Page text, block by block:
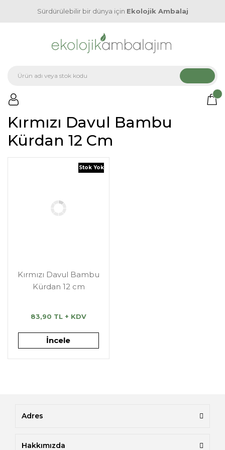
Sürdürülebilir bir dünya için Ekolojik Ambalaj
Kırmızı Davul Bambu
Kürdan 12 Cm
Stok Yok
Kırmızı Davul Bambu
Kürdan 12 cm
83,90 TL + KDV
İncele
Adres
Hakkımızda